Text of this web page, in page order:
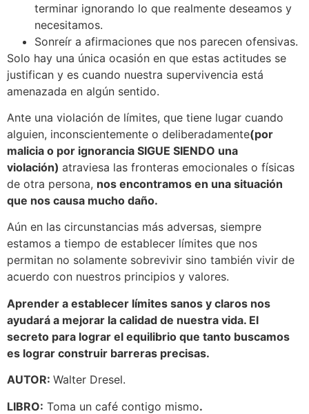
terminar ignorando lo que realmente deseamos y
necesitamos.
Sonreír a afirmaciones que nos parecen ofensivas.
Solo hay una única ocasión en que estas actitudes se
justifican y es cuando nuestra supervivencia está
amenazada en algún sentido.
Ante una violación de límites, que tiene lugar cuando
alguien, inconscientemente o deliberadamente(por
malicia o por ignorancia SIGUE SIENDO una
violación) atraviesa las fronteras emocionales o físicas
de otra persona, nos encontramos en una situación
que nos causa mucho daño.
Aún en las circunstancias más adversas, siempre
estamos a tiempo de establecer límites que nos
permitan no solamente sobrevivir sino también vivir de
acuerdo con nuestros principios y valores.
Aprender a establecer límites sanos y claros nos
ayudará a mejorar la calidad de nuestra vida. El
secreto para lograr el equilibrio que tanto buscamos
es lograr construir barreras precisas.
AUTOR: Walter Dresel.
LIBRO: Toma un café contigo mismo.